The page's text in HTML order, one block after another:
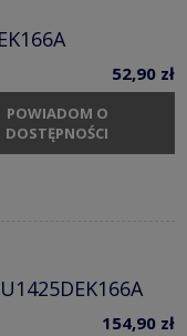
52,90 zł
POWIADOM O
DOSTĘPNOŚCI
154,90 zł